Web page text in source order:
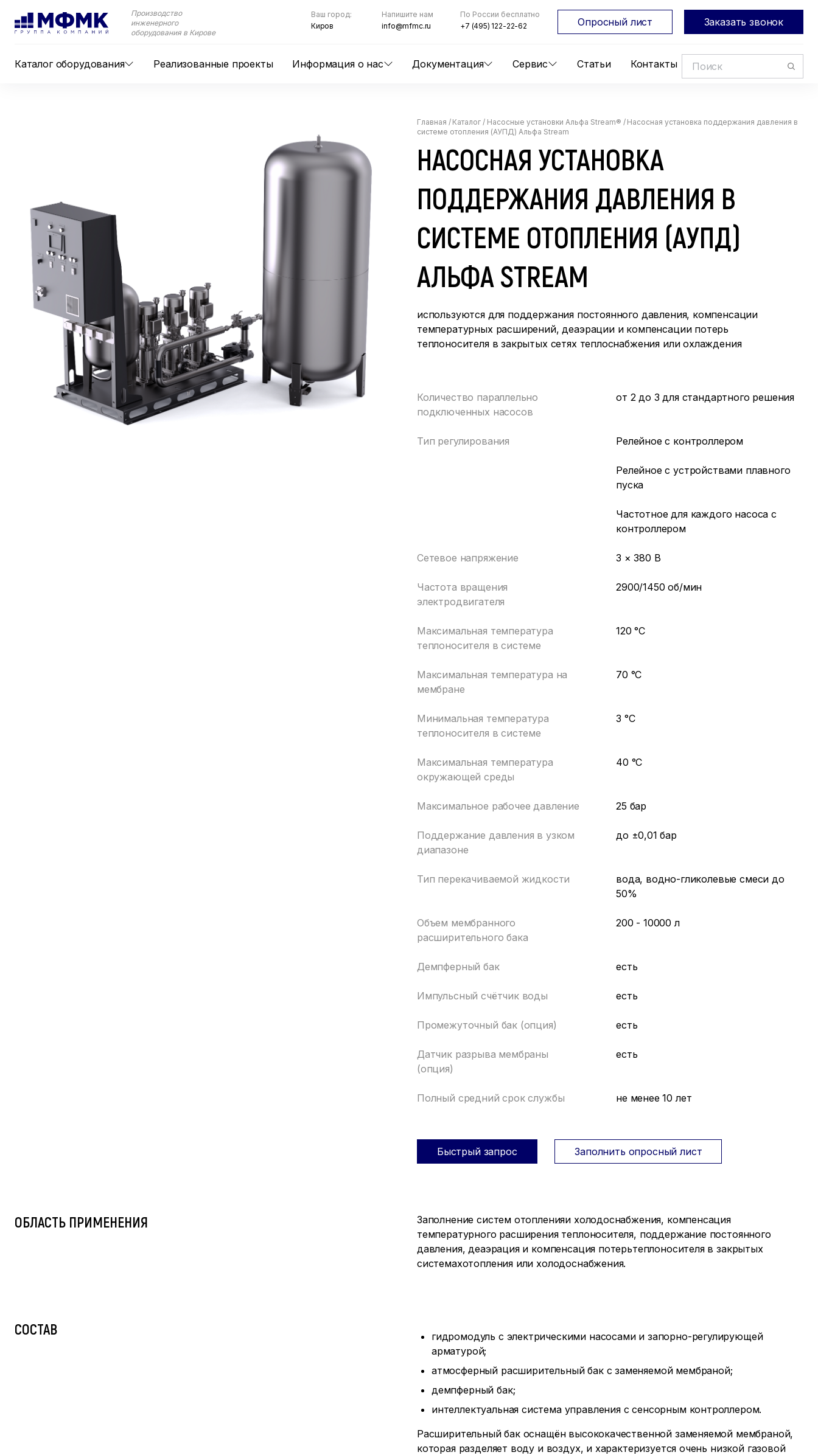
Производство
инженерного
оборудования в Кирове
Каталог оборудования Реализованные проекты Информация о нас Документация Сервис Статьи Контакты
Ваш город:
Киров
Напишите нам
info@mfmc.ru
По России бесплатно
+7 (495) 122-22-62
Опросный лист Заказать звонок
Главная / Каталог / Насосные установки Альфа Stream® / Насосная установка поддержания давления в
системе отопления (АУПД) Альфа Stream
НАСОСНАЯ УСТАНОВКА
ПОДДЕРЖАНИЯ ДАВЛЕНИЯ В
СИСТЕМЕ ОТОПЛЕНИЯ (АУПД)
АЛЬФА STREAM
используются для поддержания постоянного давления, компенсации
температурных расширений, деаэрации и компенсации потерь
теплоносителя в закрытых сетях теплоснабжения или охлаждения
Количество параллельно
подключенных насосов
от 2 до 3 для стандартного решения
Тип регулирования Релейное с контроллером
Релейное с устройствами плавного
пуска
Частотное для каждого насоса с
контроллером
Сетевое напряжение 3 × 380 В
Частота вращения
электродвигателя
2900/1450 об/мин
Максимальная температура
теплоносителя в системе
120 °С
Максимальная температура на
мембране
70 °С
Минимальная температура
теплоносителя в системе
3 °С
Максимальная температура
окружающей среды
40 °С
Максимальное рабочее давление 25 бар
Поддержание давления в узком
диапазоне
до ±0,01 бар
Тип перекачиваемой жидкости
вода, водно-гликолевые смеси до
50%
Объем мембранного
расширительного бака
200 - 10000 л
Демпферный бак есть
Импульсный счётчик воды есть
Промежуточный бак (опция) есть
Датчик разрыва мембраны
(опция)
есть
Полный средний срок службы не менее 10 лет
Быстрый запрос Заполнить опросный лист
ОБЛАСТЬ ПРИМЕНЕНИЯ
Заполнение систем отопленияи холодоснабжения, компенсация
температурного расширения теплоносителя, поддержание постоянного
давления, деаэрация и компенсация потерьтеплоносителя в закрытых
системахотопления или холодоснабжения.
СОСТАВ
гидромодуль с электрическими насосами и запорно-регулирующей
арматурой;
атмосферный расширительный бак с заменяемой мембраной;
демпферный бак;
интеллектуальная система управления с сенсорным контроллером.
Расширительный бак оснащён высококачественной заменяемой мембраной,
которая разделяет воду и воздух, и характеризуется очень низкой газовой